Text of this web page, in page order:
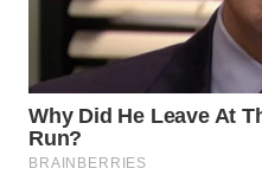
PURWAKARTA
WN
PRIANGAN
TIMUR